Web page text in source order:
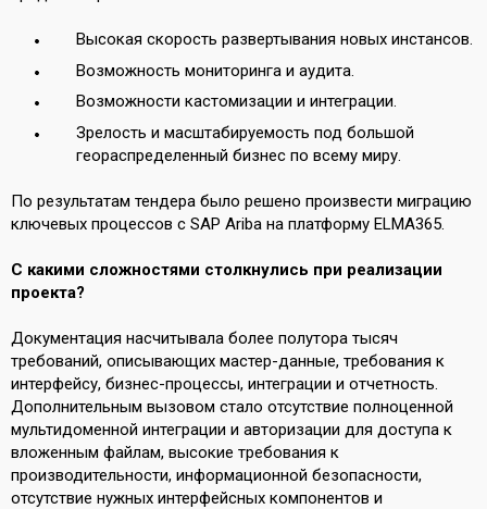
Высокая скорость развертывания новых инстансов.
Возможность мониторинга и аудита.
Возможности кастомизации и интеграции.
Зрелость и масштабируемость под большой
геораспределенный бизнес по всему миру.
По результатам тендера было решено произвести миграцию
ключевых процессов с SAP Ariba на платформу ELMA365.
С какими сложностями столкнулись при реализации
проекта?
Документация насчитывала более полутора тысяч
требований, описывающих мастер-данные, требования к
интерфейсу, бизнес-процессы, интеграции и отчетность.
Дополнительным вызовом стало отсутствие полноценной
мультидоменной интеграции и авторизации для доступа к
вложенным файлам, высокие требования к
производительности, информационной безопасности,
отсутствие нужных интерфейсных компонентов и